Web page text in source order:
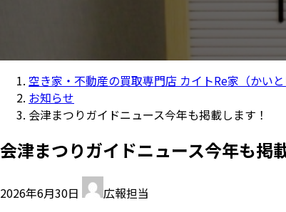
空き家・不動産の買取専門店 カイトRe家（かいと
お知らせ
会津まつりガイドニュース今年も掲載します！
会津まつりガイドニュース今年も掲
2026年6月30日
広報担当